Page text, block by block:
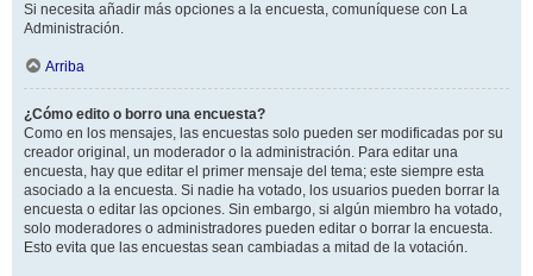
Si necesita añadir más opciones a la encuesta, comuníquese con La
Administración.
Arriba
¿Cómo edito o borro una encuesta?
Como en los mensajes, las encuestas solo pueden ser modificadas por su
creador original, un moderador o la administración. Para editar una
encuesta, hay que editar el primer mensaje del tema; este siempre esta
asociado a la encuesta. Si nadie ha votado, los usuarios pueden borrar la
encuesta o editar las opciones. Sin embargo, si algún miembro ha votado,
solo moderadores o administradores pueden editar o borrar la encuesta.
Esto evita que las encuestas sean cambiadas a mitad de la votación.